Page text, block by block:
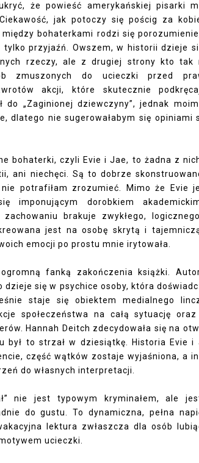
że powieść amerykańskiej pisarki
jak potoczy się pościg za
między bohaterkami rodzi się
tylko przyjaźń. Owszem, w historii dzieje
rzeczy, ale z drugiej strony kto tak
zmuszonych do ucieczki przed
akcji, które skutecznie
do „Zaginionej dziewczyny”, jednak
dlatego nie sugerowałabym się opiniami
bohaterki, czyli Evie i Jae, to żadna z
ani niechęci. Są to dobrze
potrafiłam zrozumieć. Mimo że Evie
imponującym dorobkiem
brakuje zwykłego,
jest na osobę skrytą i
emocji po prostu mnie irytowała.
fanką zakończenia książki.
dzieje się w psychice osoby, która
staje się obiektem medialnego
społeczeństwa na całą sytuację
Hannah Deitch zdecydowała się na
był to strzał w dziesiątkę. Historia Evie i
część wątków zostaje wyjaśniona, a
do własnych interpretacji.
nie jest typowym kryminałem, ale
do gustu. To dynamiczna, pełna
lektura zwłaszcza dla osób
ucieczki.